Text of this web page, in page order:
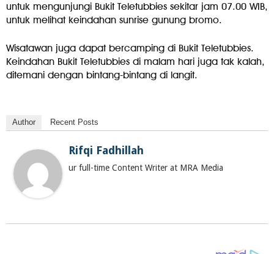
untuk mengunjungi Bukit Teletubbies sekitar jam 07.00 WIB,
untuk melihat keindahan sunrise gunung bromo.
Wisatawan juga dapat bercamping di Bukit Teletubbies.
Keindahan Bukit Teletubbies di malam hari juga tak kalah,
ditemani dengan bintang-bintang di langit.
Author Recent Posts
Rifqi Fadhillah
ur full-time Content Writer at MRA Media